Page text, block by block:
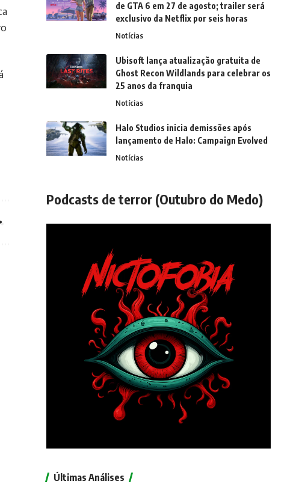
de GTA 6 em 27 de agosto; trailer será
exclusivo da Netflix por seis horas
Notícias
Ubisoft lança atualização gratuita de
Ghost Recon Wildlands para celebrar os
25 anos da franquia
Notícias
Halo Studios inicia demissões após
lançamento de Halo: Campaign Evolved
Notícias
Podcasts de terror (Outubro do Medo)
Últimas Análises